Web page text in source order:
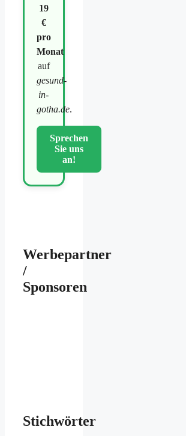
19
€
pro
Monat
auf
gesund-
in-
gotha.de.
Sprechen
Sie uns
an!
Werbepartner
/
Sponsoren
Stichwörter